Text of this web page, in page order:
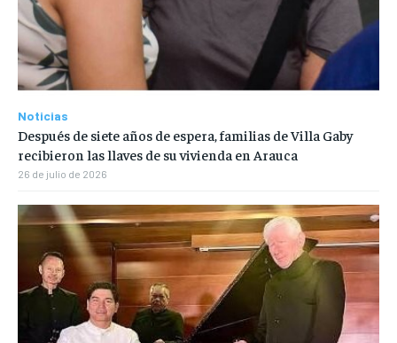
Noticias
Después de siete años de espera, familias de Villa Gaby
recibieron las llaves de su vivienda en Arauca
26 de julio de 2026